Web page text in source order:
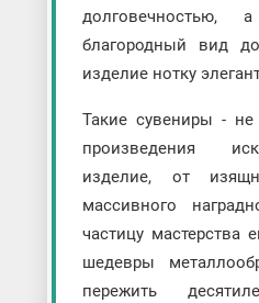
благородный вид
изделие нотку
Такие сувениры -
произведения
изделие, от
массивного
частицу мастерства
шедевры
пережить